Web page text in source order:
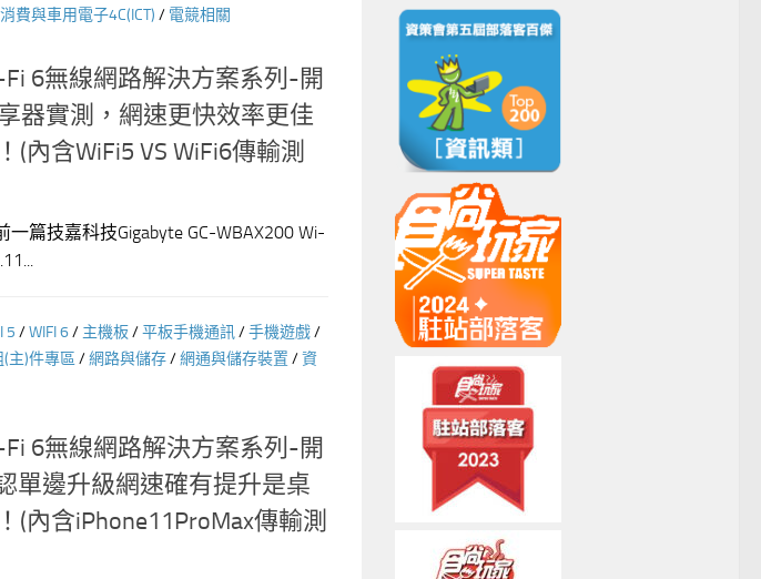
費與車用電子4C(ICT) / 電競相關
6無線網路解決方案系列-開
器實測，網速更快效率更佳
內含WiFi5 VS WiFi6傳輸測
篇技嘉科技Gigabyte GC-WBAX200 Wi-
5 /WIFI 6/ 主機板/平板手機通訊/手機遊戲/
(主)件專區 /網路與儲存/網通與儲存裝置 /資
6無線網路解決方案系列-開
單邊升級網速確有提升是桌
內含iPhone11ProMax傳輸測